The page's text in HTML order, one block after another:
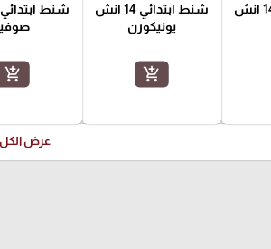
شنط ابتدائي 14 انش
شنط ابتدائي 14 انش
يونيكورن
add_shopping_cart
add_shopping_cart
عرض الكل